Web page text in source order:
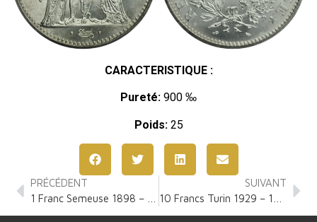
CARACTERISTIQUE :
Pureté: 900 ‰
Poids:25
PRÉCÉDENT
SUIVANT